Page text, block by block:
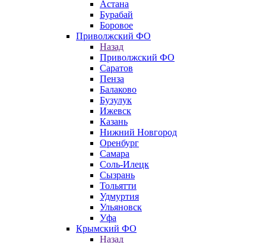
Астана
Бурабай
Боровое
Приволжский ФО
Назад
Приволжский ФО
Саратов
Пенза
Балаково
Бузулук
Ижевск
Казань
Нижний Новгород
Оренбург
Самара
Соль-Илецк
Сызрань
Тольятти
Удмуртия
Ульяновск
Уфа
Крымский ФО
Назад